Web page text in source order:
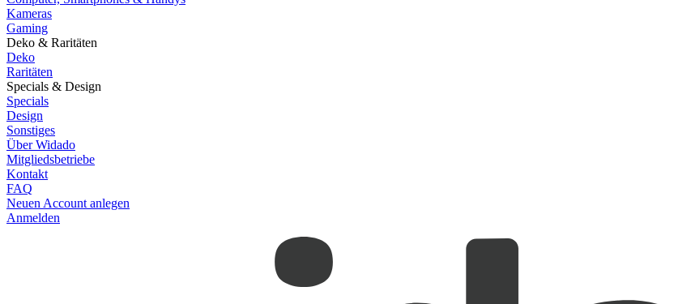
Kameras
Gaming
Deko & Raritäten
Deko
Raritäten
Specials & Design
Specials
Design
Sonstiges
Über Widado
Mitgliedsbetriebe
Kontakt
FAQ
Neuen Account anlegen
Anmelden